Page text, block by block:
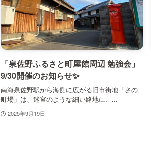
「泉佐野ふるさと町屋館周辺 勉強会」
9/30開催のお知らせ✨
南海泉佐野駅から海側に広がる旧市街地「さの
町場」は、迷宮のような細い路地に、...
2025年9月19日